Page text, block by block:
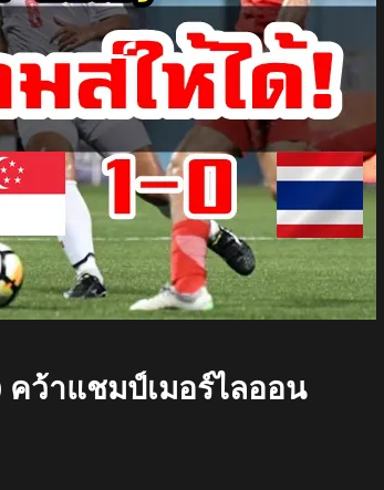
คว้าแชมป์เมอร์ไลออน